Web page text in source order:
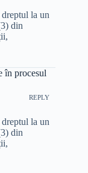
la un
din
în procesul
REPLY
la un
din